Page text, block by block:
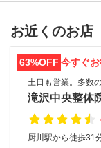
お近くのお店
63%OFF 今すぐ
土日も営業。多数
滝沢中央整体
厨川駅から徒歩31